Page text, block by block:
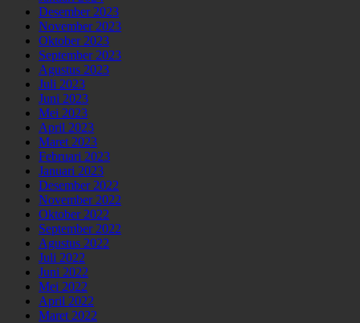
Desember 2023
November 2023
Oktober 2023
September 2023
Agustus 2023
Juli 2023
Juni 2023
Mei 2023
April 2023
Maret 2023
Februari 2023
Januari 2023
Desember 2022
November 2022
Oktober 2022
September 2022
Agustus 2022
Juli 2022
Juni 2022
Mei 2022
April 2022
Maret 2022